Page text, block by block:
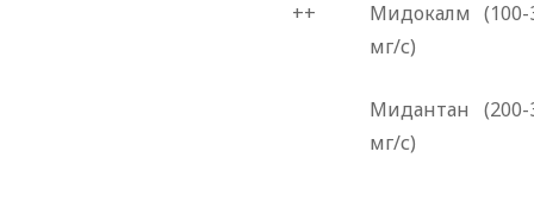
++
Мидокалм (100-
мг/с)
Мидантан (200-
мг/с)